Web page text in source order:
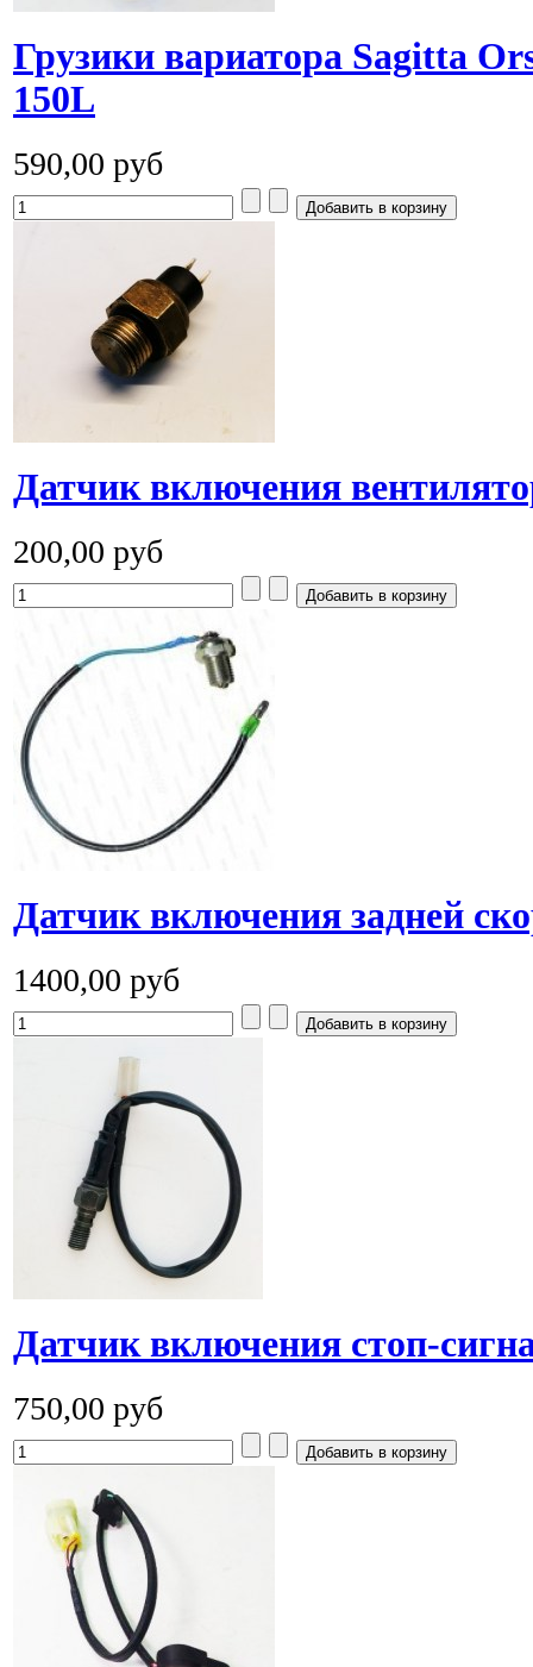
Грузики вариатора Sagitta
150L
590,00 руб
Датчик включения
200,00 руб
Датчик включения задней
1400,00 руб
Датчик включения стоп-
750,00 руб